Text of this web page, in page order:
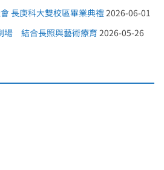
長庚科大雙校區畢業典禮2026-06-01
場 結合長照與藝術療育 2026-05-26